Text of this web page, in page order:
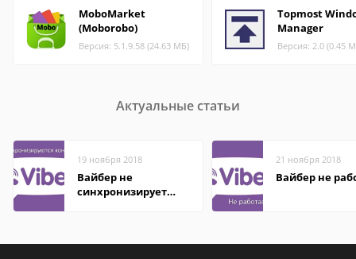
MoboMarket
(Moborobo)
Версия: 5.1.9.58 (24.63 МБ)
Topmost
Manager
Версия: 2.0 (0.45
Актуальные статьи
19 ноября 2018
Вайбер не
синхронизирует
21 ноября 2018
Вайбер не